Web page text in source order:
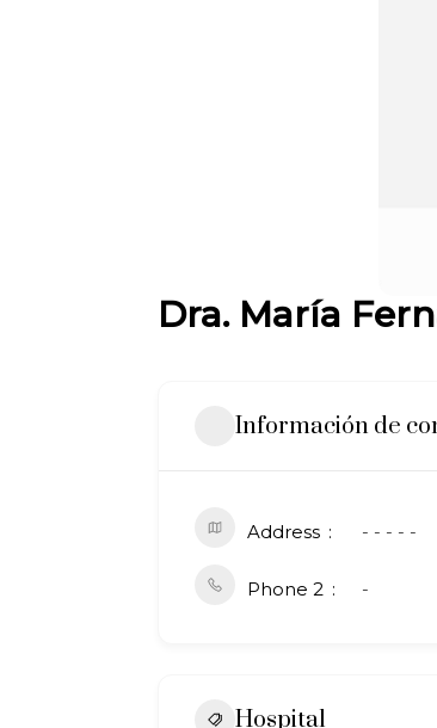
Dra. María
Información de
Address - - - - -
Phone 2 -
Hospital